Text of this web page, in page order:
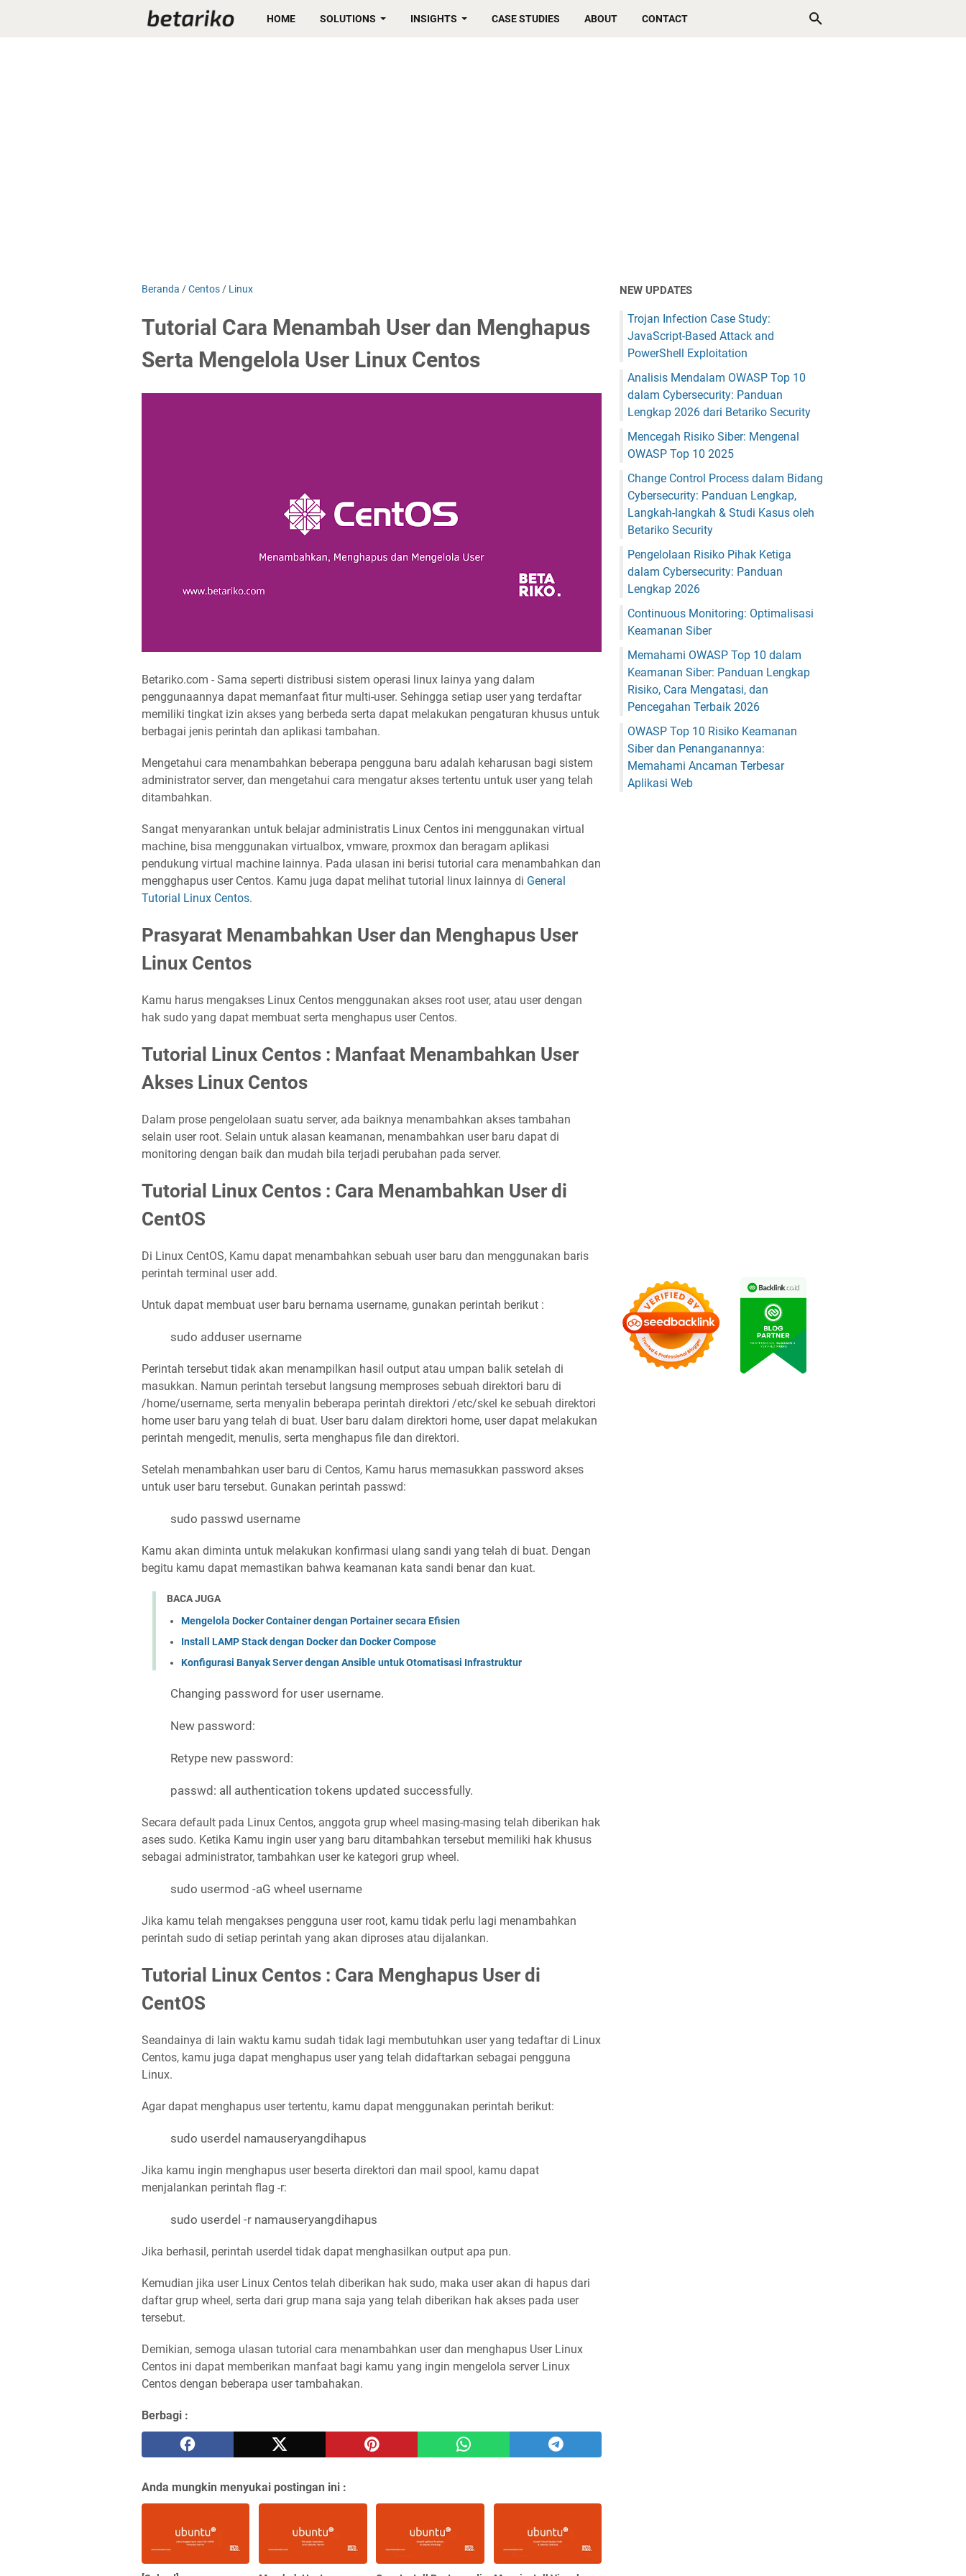
HOME SOLUTIONS INSIGHTS CASE STUDIES ABOUT CONTACT
Beranda /Centos / Linux
Tutorial Cara Menambah User dan Menghapus
Serta Mengelola User Linux Centos
Betariko.com - Sama seperti distribusi sistem operasi linux lainya yang dalam
penggunaannya dapat memanfaat fitur multi-user. Sehingga setiap user yang terdaftar
memiliki tingkat izin akses yang berbeda serta dapat melakukan pengaturan khusus untuk
berbagai jenis perintah dan aplikasi tambahan.
Mengetahui cara menambahkan beberapa pengguna baru adalah keharusan bagi sistem
administrator server, dan mengetahui cara mengatur akses tertentu untuk user yang telah
ditambahkan.
Sangat menyarankan untuk belajar administratis Linux Centos ini menggunakan virtual
machine, bisa menggunakan virtualbox, vmware, proxmox dan beragam aplikasi
pendukung virtual machine lainnya. Pada ulasan ini berisi tutorial cara menambahkan dan
mengghapus user Centos. Kamu juga dapat melihat tutorial linux lainnya di General
Tutorial Linux Centos.
Prasyarat Menambahkan User dan Menghapus User
Linux Centos
Kamu harus mengakses Linux Centos menggunakan akses root user, atau user dengan
hak sudo yang dapat membuat serta menghapus user Centos.
Tutorial Linux Centos : Manfaat Menambahkan User
Akses Linux Centos
Dalam prose pengelolaan suatu server, ada baiknya menambahkan akses tambahan
selain user root. Selain untuk alasan keamanan, menambahkan user baru dapat di
monitoring dengan baik dan mudah bila terjadi perubahan pada server.
Tutorial Linux Centos : Cara Menambahkan User di
CentOS
Di Linux CentOS, Kamu dapat menambahkan sebuah user baru dan menggunakan baris
perintah terminal user add.
Untuk dapat membuat user baru bernama username, gunakan perintah berikut :
sudo adduser username
Perintah tersebut tidak akan menampilkan hasil output atau umpan balik setelah di
masukkan. Namun perintah tersebut langsung memproses sebuah direktori baru di
/home/username, serta menyalin beberapa perintah direktori /etc/skel ke sebuah direktori
home user baru yang telah di buat. User baru dalam direktori home, user dapat melakukan
perintah mengedit, menulis, serta menghapus file dan direktori.
Setelah menambahkan user baru di Centos, Kamu harus memasukkan password akses
untuk user baru tersebut. Gunakan perintah passwd:
sudo passwd username
Kamu akan diminta untuk melakukan konfirmasi ulang sandi yang telah di buat. Dengan
begitu kamu dapat memastikan bahwa keamanan kata sandi benar dan kuat.
BACA JUGA
Mengelola Docker Container dengan Portainer secara Efisien
Install LAMP Stack dengan Docker dan Docker Compose
Konfigurasi Banyak Server dengan Ansible untuk Otomatisasi Infrastruktur
Changing password for user username.
New password:
Retype new password:
passwd: all authentication tokens updated successfully.
Secara default pada Linux Centos, anggota grup wheel masing-masing telah diberikan hak
ases sudo. Ketika Kamu ingin user yang baru ditambahkan tersebut memiliki hak khusus
sebagai administrator, tambahkan user ke kategori grup wheel.
sudo usermod -aG wheel username
Jika kamu telah mengakses pengguna user root, kamu tidak perlu lagi menambahkan
perintah sudo di setiap perintah yang akan diproses atau dijalankan.
Tutorial Linux Centos : Cara Menghapus User di
CentOS
Seandainya di lain waktu kamu sudah tidak lagi membutuhkan user yang tedaftar di Linux
Centos, kamu juga dapat menghapus user yang telah didaftarkan sebagai pengguna
Linux.
Agar dapat menghapus user tertentu, kamu dapat menggunakan perintah berikut:
sudo userdel namauseryangdihapus
Jika kamu ingin menghapus user beserta direktori dan mail spool, kamu dapat
menjalankan perintah flag -r:
sudo userdel -r namauseryangdihapus
Jika berhasil, perintah userdel tidak dapat menghasilkan output apa pun.
Kemudian jika user Linux Centos telah diberikan hak sudo, maka user akan di hapus dari
daftar grup wheel, serta dari grup mana saja yang telah diberikan hak akses pada user
tersebut.
Demikian, semoga ulasan tutorial cara menambahkan user dan menghapus User Linux
Centos ini dapat memberikan manfaat bagi kamu yang ingin mengelola server Linux
Centos dengan beberapa user tambahakan.
Berbagi :
Anda mungkin menyukai postingan ini :
NEW UPDATES
Trojan Infection Case Study:
JavaScript-Based Attack and
PowerShell Exploitation
Analisis Mendalam OWASP Top 10
dalam Cybersecurity: Panduan
Lengkap 2026 dari Betariko Security
Mencegah Risiko Siber: Mengenal
OWASP Top 10 2025
Change Control Process dalam Bidang
Cybersecurity: Panduan Lengkap,
Langkah-langkah & Studi Kasus oleh
Betariko Security
Pengelolaan Risiko Pihak Ketiga
dalam Cybersecurity: Panduan
Lengkap 2026
Continuous Monitoring: Optimalisasi
Keamanan Siber
Memahami OWASP Top 10 dalam
Keamanan Siber: Panduan Lengkap
Risiko, Cara Mengatasi, dan
Pencegahan Terbaik 2026
OWASP Top 10 Risiko Keamanan
Siber dan Penanganannya:
Memahami Ancaman Terbesar
Aplikasi Web